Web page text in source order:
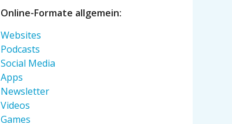
Online-Formate allgemein:
Websites
Podcasts
Social Media
Apps
Newsletter
Videos
Games